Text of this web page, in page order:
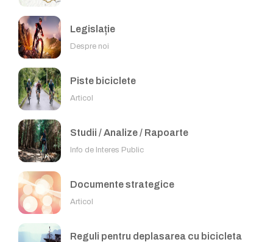
Legislație
Despre noi
Piste biciclete
Articol
Studii / Analize / Rapoarte
Info de Interes Public
Documente strategice
Articol
Reguli pentru deplasarea cu bicicleta